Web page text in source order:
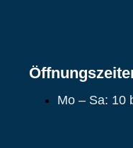
Mo – Sa: 10